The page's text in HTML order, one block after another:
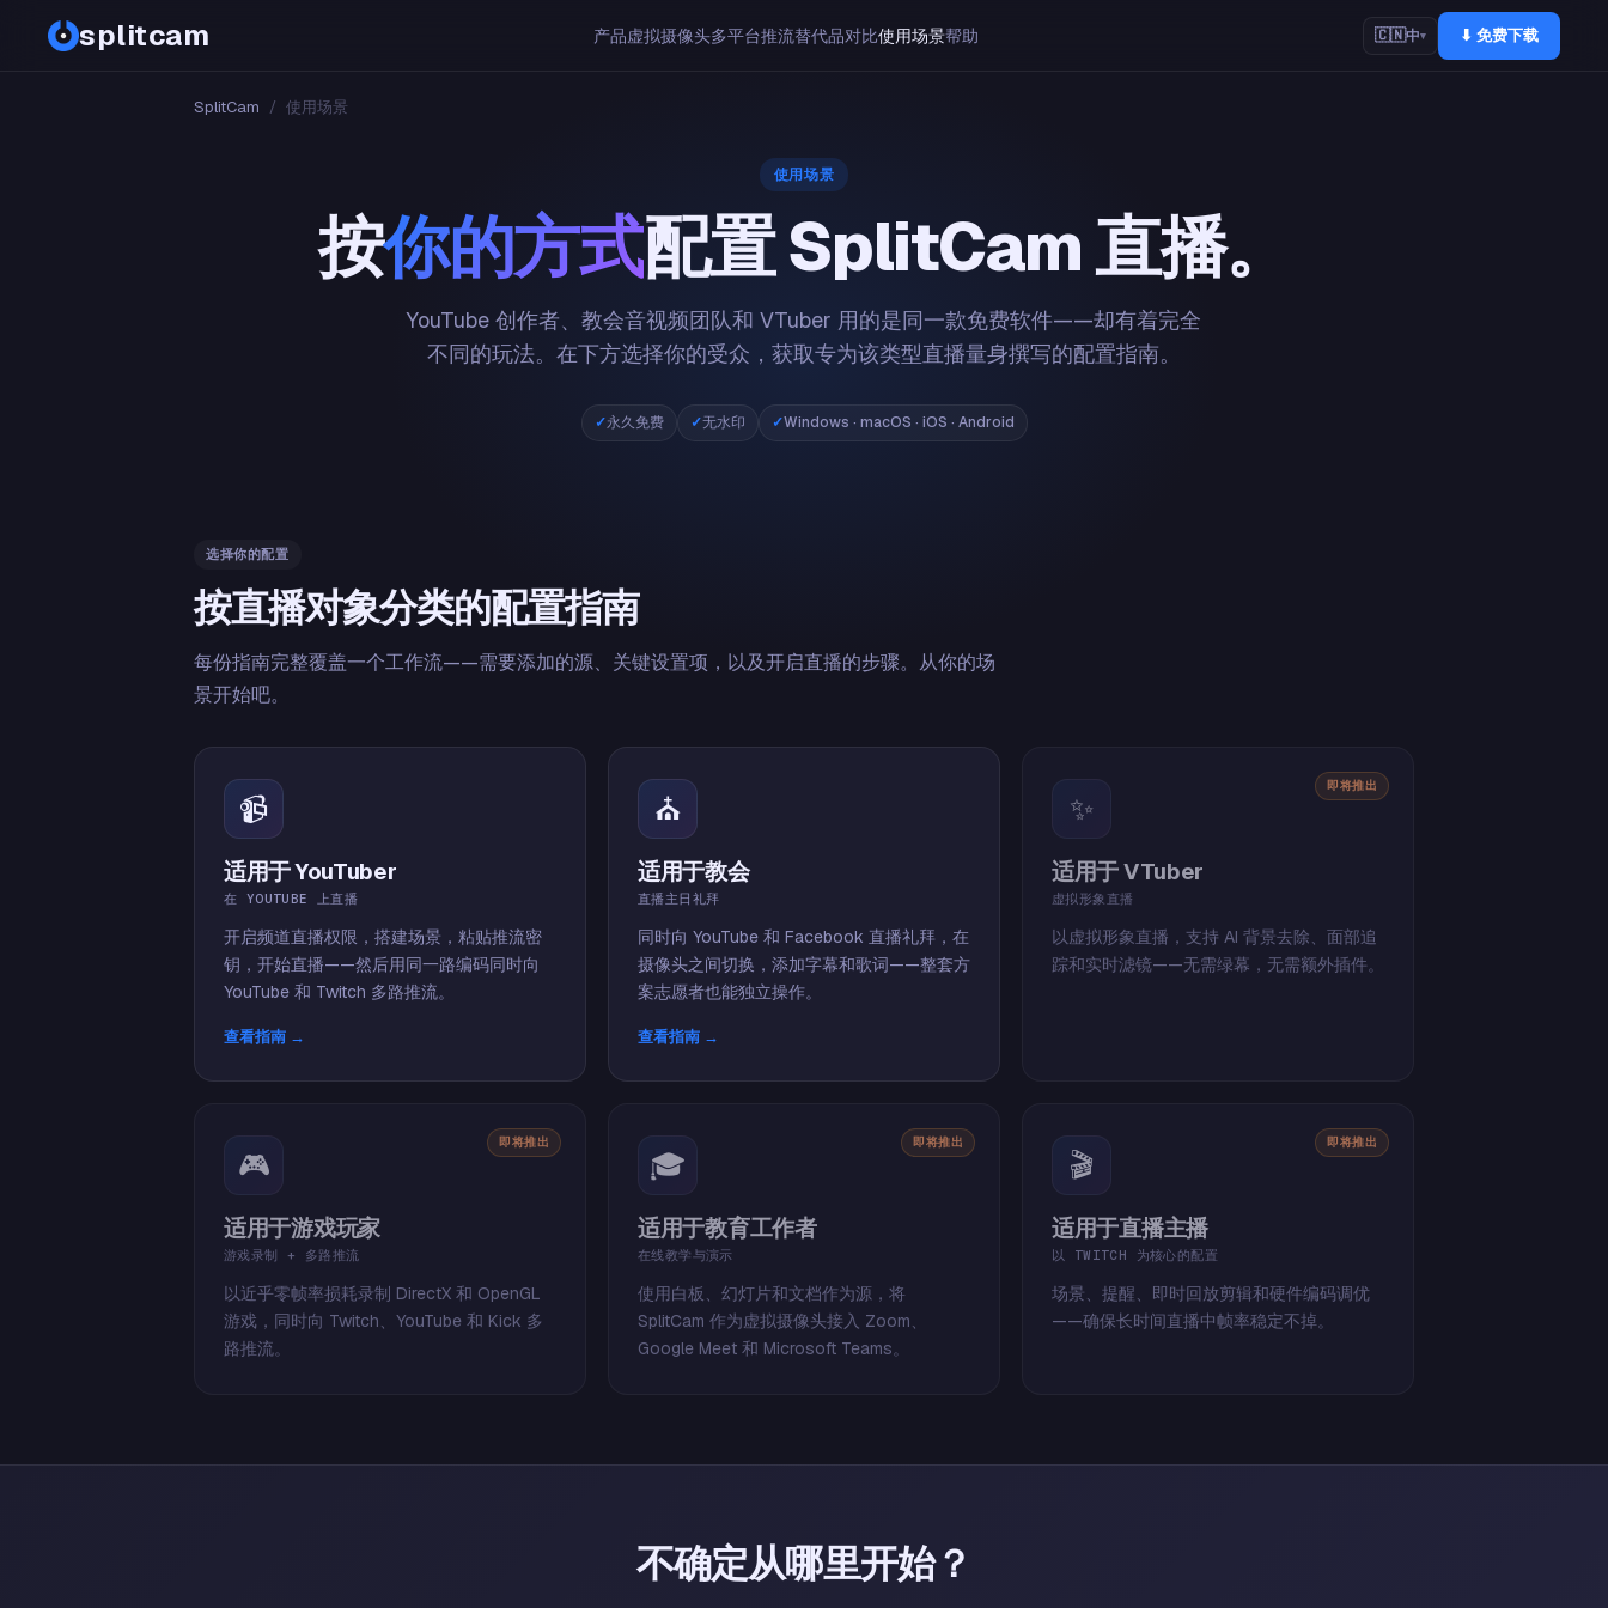
splitcam 产品虚拟摄像头多平台推流替代品对比使用场景帮助 🇨🇳中▾ ⬇ 免费下载
SplitCam / 使用场景
使用场景
按你的方式配置 SplitCam 直播。
YouTube 创作者、教会音视频团队和 VTuber 用的是同一款免费软件——却有着完全
不同的玩法。在下方选择你的受众，获取专为该类型直播量身撰写的配置指南。
永久免费 无水印 Windows · macOS · iOS · Android
选择你的配置
按直播对象分类的配置指南
每份指南完整覆盖一个工作流——需要添加的源、关键设置项，以及开启直播的步骤。从你的场
景开始吧。
📹
适用于 YouTuber
在 YOUTUBE 上直播
开启频道直播权限，搭建场景，粘贴推流密
钥，开始直播——然后用同一路编码同时向
YouTube 和 Twitch 多路推流。
查看指南 →
⛪
适用于教会
直播主日礼拜
同时向 YouTube 和 Facebook 直播礼拜，在
摄像头之间切换，添加字幕和歌词——整套方
案志愿者也能独立操作。
查看指南 →
即将推出
✨
适用于 VTuber
虚拟形象直播
以虚拟形象直播，支持 AI 背景去除、面部追
踪和实时滤镜——无需绿幕，无需额外插件。
即将推出
🎮
适用于游戏玩家
游戏录制 + 多路推流
以近乎零帧率损耗录制 DirectX 和 OpenGL
游戏，同时向 Twitch、YouTube 和 Kick 多
路推流。
即将推出
🎓
适用于教育工作者
在线教学与演示
使用白板、幻灯片和文档作为源，将
SplitCam 作为虚拟摄像头接入 Zoom、
Google Meet 和 Microsoft Teams。
即将推出
🎬
适用于直播主播
以 TWITCH 为核心的配置
场景、提醒、即时回放剪辑和硬件编码调优
——确保长时间直播中帧率稳定不掉。
不确定从哪里开始？